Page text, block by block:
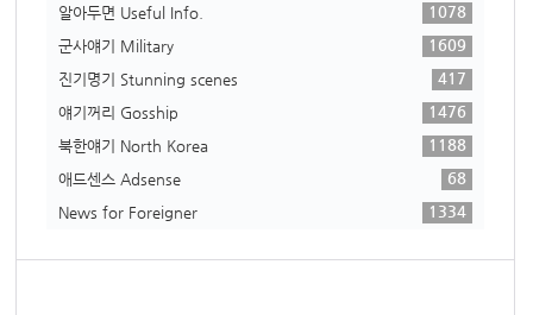
알아두면 Useful Info.
1078
군사얘기 Military
1609
진기명기 Stunning scenes
417
얘기꺼리 Gosship
1476
북한얘기 North Korea
1188
애드센스 Adsense
68
News for Foreigner
1334